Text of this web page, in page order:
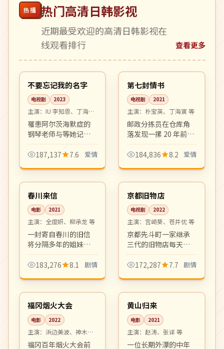
热播 热门高清日韩影视
近期最受欢迎的高清日韩影视在
线观看排行
查看更多
韩国
高分 14:38
不要忘记我的名字
电视剧 2023
主演： IU 李知恩、丁海寅
等
罹患阿尔茨海默症的
钢琴老师与等她记起
自己的青梅竹马之间
的纯爱故事。催泪治
Melon 榜首。
187,137 7.6 爱情
韩国
完结 16:48
第七封情书
电视剧 2021
主演： 朴宝英、丁海寅 等
邮政分拣员在仓库角
落发现一摞 20 年前未
送达的情书，循着字
迹追寻当年的那段感
质感细腻。
184,836 8.2 爱情
韩国
高分 99:20
春川来信
电影 2021
主演： 全度妍、柳承龙 等
一封寄自春川的旧信
将分隔多年的姐妹重
新联系。冬末春初的
清新影像里写满和
的勇气。
183,276 8.1 剧情
日本
高分 12:45
京都旧物店
电视剧 2022
主演： 宫崎葵、苍井优 等
京都先斗町一家继承
三代的旧物店每天都
有不同的客人带着旧
物前来寄卖。每件旧
生故事，温柔克制。
172,287 7.7 剧情
日本
院线 99:23
福冈烟火大会
电影 2022
主演： 浜边美波、神木隆
之介 等
福冈百年烟火大会前
中国
高分 99:30
黄山归来
电影 2021
主演： 赵涛、张译 等
一位长期外漂的中年